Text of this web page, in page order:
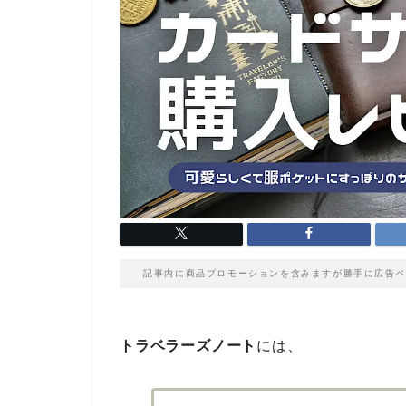
記事内に商品プロモーションを含みますが勝手に広告
トラベラーズノート には、